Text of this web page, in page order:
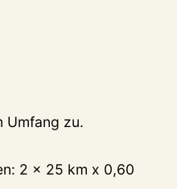
Umfang zu.
2 x 25 km x 0,60